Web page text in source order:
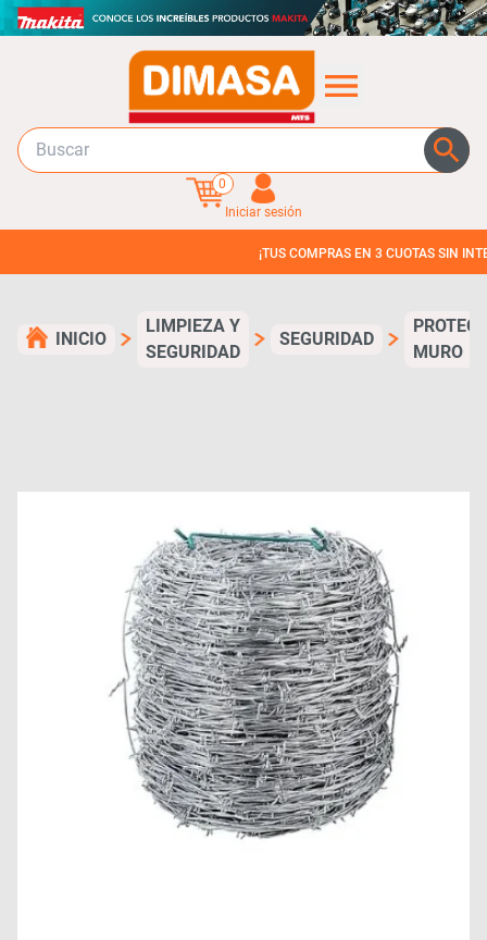
0
Iniciar sesión
¡TUS COMPRAS EN 3 CUOTAS SIN INTERES!
INICIO
LIMPIEZA Y
SEGURIDAD
SEGURIDAD
MURO